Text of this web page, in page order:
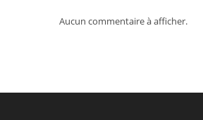
Aucun commentaire à afficher.